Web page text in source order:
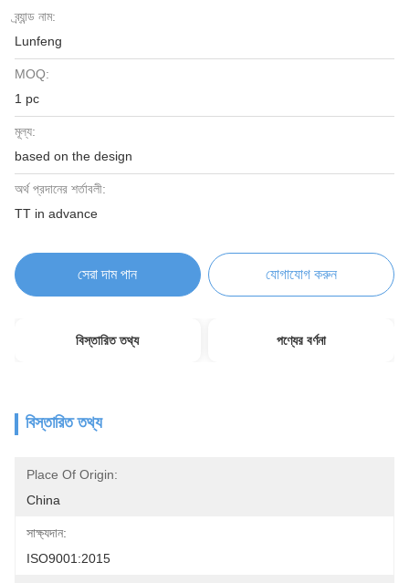
ব্র্যান্ড নাম:
Lunfeng
MOQ:
1 pc
মূল্য:
based on the design
অর্থ প্রদানের শর্তাবলী:
TT in advance
সেরা দাম পান যোগাযোগ করুন
বিস্তারিত তথ্য পণ্যের বর্ণনা
বিস্তারিত তথ্য
Place Of Origin:
China
সাক্ষ্যদান:
ISO9001:2015